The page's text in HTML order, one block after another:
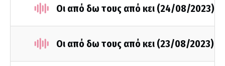
Οι από δω τους από κει (24/08/2023)
Οι από δω τους από κει (23/08/2023)